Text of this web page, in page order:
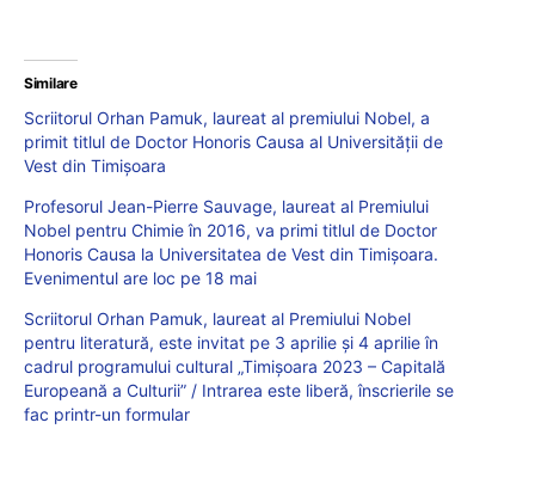
Similare
Scriitorul Orhan Pamuk, laureat al premiului Nobel, a
primit titlul de Doctor Honoris Causa al Universității de
Vest din Timișoara
Profesorul Jean-Pierre Sauvage, laureat al Premiului
Nobel pentru Chimie în 2016, va primi titlul de Doctor
Honoris Causa la Universitatea de Vest din Timișoara.
Evenimentul are loc pe 18 mai
Scriitorul Orhan Pamuk, laureat al Premiului Nobel
pentru literatură, este invitat pe 3 aprilie și 4 aprilie în
cadrul programului cultural „Timișoara 2023 – Capitală
Europeană a Culturii” / Intrarea este liberă, înscrierile se
fac printr-un formular